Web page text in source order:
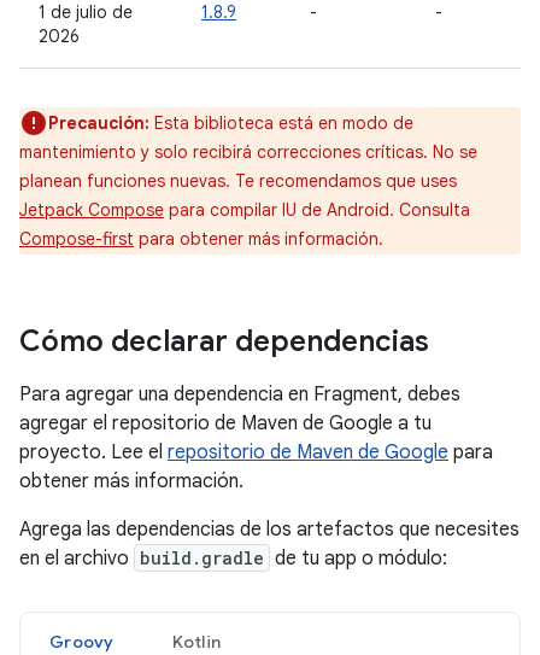
1 de julio de
2026
1.8.9 - -
Precaución: Esta biblioteca está en modo de
mantenimiento y solo recibirá correcciones críticas. No se
planean funciones nuevas. Te recomendamos que uses
Jetpack Compose para compilar IU de Android. Consulta
Compose-first para obtener más información.
Cómo declarar dependencias
Para agregar una dependencia en Fragment, debes
agregar el repositorio de Maven de Google a tu
proyecto. Lee el repositorio de Maven de Google para
obtener más información.
Agrega las dependencias de los artefactos que necesites
en el archivo build.gradle de tu app o módulo:
Groovy Kotlin